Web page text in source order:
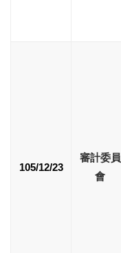
105/12/23
審計委員
會